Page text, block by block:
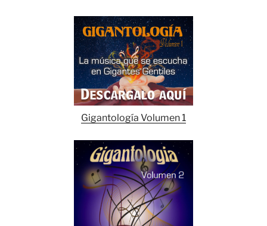
Gigantología Volumen 1